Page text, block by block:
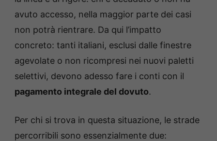
avuto accesso, nella maggior parte dei casi
non potrà rientrare. Da qui l’impatto
concreto: tanti italiani, esclusi dalle finestre
agevolate o non ricompresi nei nuovi paletti
selettivi, devono adesso fare i conti con il
pagamento integrale del dovuto.
Per chi si trova in questa situazione, le strade
percorribili sono essenzialmente due: